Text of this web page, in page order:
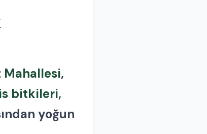
Mahallesi,
bitkileri,
yoğun